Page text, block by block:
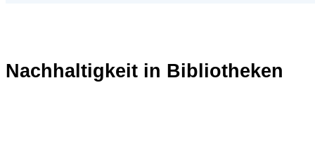
Nachhaltigkeit in Bibliotheken